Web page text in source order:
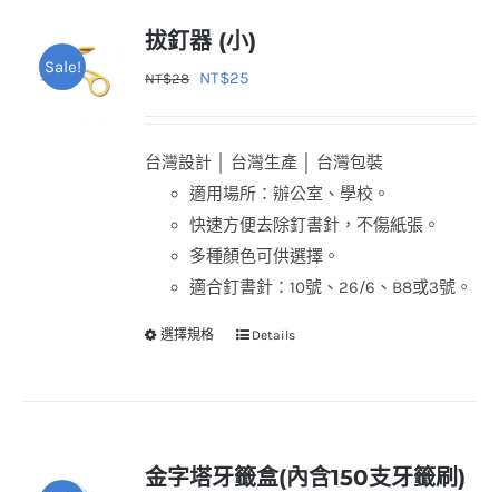
多
種
款
可
在
產
品
頁
選
Sale!
拔釘器 (小)
NT$28
原
格：
NT$28。
NT$25目
格：
NT$25。
台灣設計 │ 台灣生產 │ 台灣包裝
適用場所：辦公室、學校。
快速方便去除釘書針，不傷紙張。
多種顏色可供選擇。
適合釘書針：10號、26/6、B8或3號。
選擇規格
此
多
Details
金字塔牙籤盒(內含150支牙籤刷)